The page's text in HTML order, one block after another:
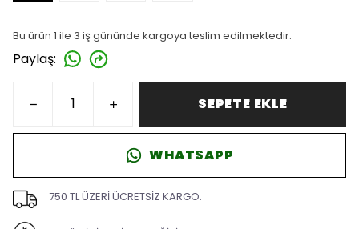
Bu ürün 1 ile 3 iş gününde kargoya teslim edilmektedir.
Paylaş:
SEPETE EKLE
WHATSAPP
750 TL ÜZERİ ÜCRETSİZ KARGO.